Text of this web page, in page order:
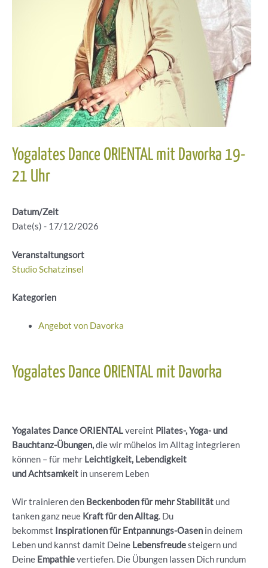
Yogalates Dance ORIENTAL mit Davorka 19-
21 Uhr
Datum/Zeit
Date(s) - 17/12/2026
Veranstaltungsort
Studio Schatzinsel
Kategorien
Angebot von Davorka
Yogalates Dance ORIENTAL mit Davorka
Yogalates Dance ORIENTALvereint Pilates-, Yoga- und
Bauchtanz-Übungen,die wir mühelos im Alltag integrieren
können – für mehr Leichtigkeit, Lebendigkeit
und Achtsamkeit in unserem Leben
Wir trainieren den Beckenboden für mehr Stabilität und
tanken ganz neue Kraft für den Alltag. Du
bekommst Inspirationen für Entpannungs-Oasen in deinem
Leben und kannst damit Deine Lebensfreudesteigern und
Deine Empathievertiefen. Die Übungen lassen Dich rundum